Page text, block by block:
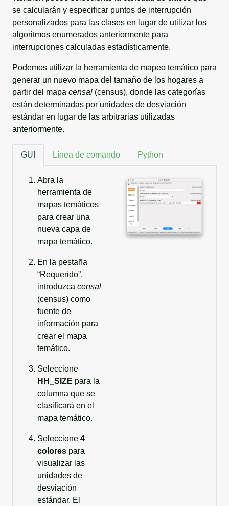
se calcularán y especificar puntos de interrupción
personalizados para las clases en lugar de utilizar los
algoritmos enumerados anteriormente para
interrupciones calculadas estadísticamente.
Podemos utilizar la herramienta de mapeo temático para
generar un nuevo mapa del tamaño de los hogares a
partir del mapa censal (census), donde las categorías
están determinadas por unidades de desviación
estándar en lugar de las arbitrarias utilizadas
anteriormente.
GUI Línea de comando Python
Abra la
herramienta de
mapas temáticos
para crear una
nueva capa de
mapa temático.
En la pestaña
“Requerido”,
introduzca censal
(census) como
fuente de
información para
crear el mapa
temático.
Seleccione
HH_SIZE para la
columna que se
clasificará en el
mapa temático.
Seleccione 4
colores para
visualizar las
unidades de
desviación
estándar. El